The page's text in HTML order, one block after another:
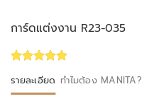
การ์ดแต่งงาน R23-035
out of 5
based on
รายละเอียด ทำไมต้อง MANITA?